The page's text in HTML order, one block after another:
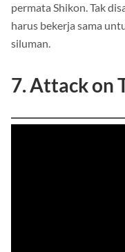
permata Shikon. Tak
harus bekerja sama
siluman.
7. Attack on